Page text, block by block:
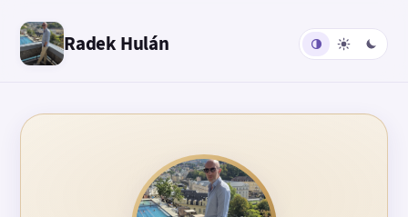
Radek Hulán